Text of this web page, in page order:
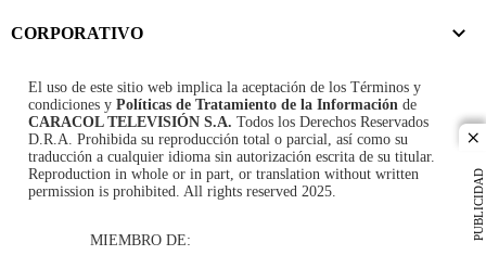
PUBLICIDAD
CORPORATIVO
El uso de este sitio web implica la aceptación de los Términos y
condiciones y Políticas de Tratamiento de la Información de
CARACOL TELEVISIÓN S.A. Todos los Derechos Reservados
D.R.A. Prohibida su reproducción total o parcial, así como su
traducción a cualquier idioma sin autorización escrita de su titular.
Reproduction in whole or in part, or translation without written
permission is prohibited. All rights reserved 2025.
MIEMBRO DE: